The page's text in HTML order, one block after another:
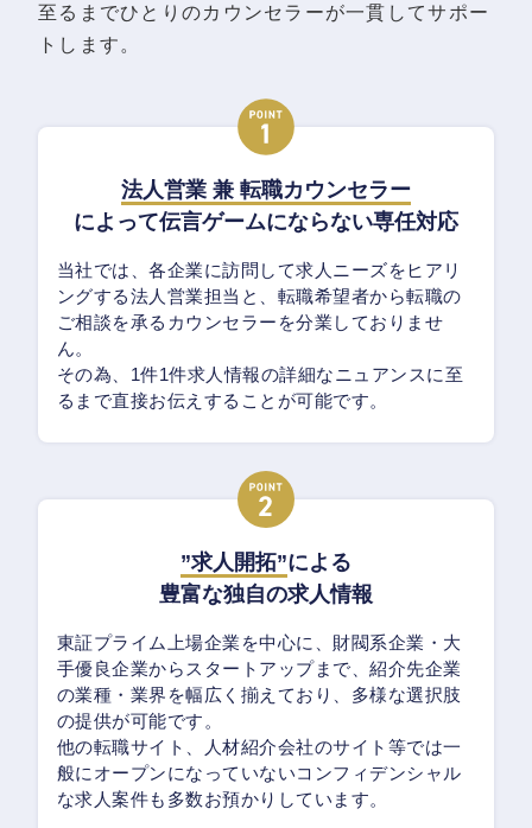
至るまでひとりのカウンセラーが一貫してサポー
トします。
法人営業 兼 転職カウンセラー
によって伝言ゲームにならない専任対応
当社では、各企業に訪問して求人ニーズをヒアリ
ングする法人営業担当と、転職希望者から転職の
ご相談を承るカウンセラーを分業しておりませ
ん。
その為、1件1件求人情報の詳細なニュアンスに至
るまで直接お伝えすることが可能です。
”求人開拓”による
豊富な独自の求人情報
東証プライム上場企業を中心に、財閥系企業・大
手優良企業からスタートアップまで、紹介先企業
の業種・業界を幅広く揃えており、多様な選択肢
の提供が可能です。
他の転職サイト、人材紹介会社のサイト等では一
般にオープンになっていないコンフィデンシャル
な求人案件も多数お預かりしています。